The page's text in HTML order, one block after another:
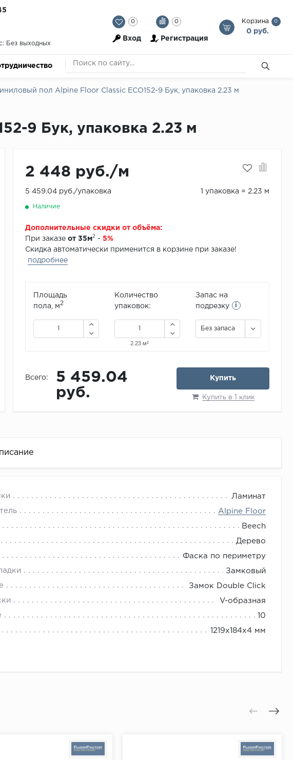
Без выходных
0 0
Вход Регистрация
Корзина 0
0 руб.
пол Alpine Floor Classic ECO152-9 Бук, упаковка 2.23 м
9 Бук, упаковка 2.23 м
2 448 руб./м
5 459.04 руб./упаковка 1 упаковка = 2.23 м
Наличие
Дополнительные скидки от объёма:
При заказе от 35м 2 - 5%
Скидка автоматически применится в корзине при заказе!
подробнее
Площадь
пола, м2
Количество
упаковок:
Запас на
подрезку
i
Без запаса
Всего:
5 459.04
руб.
Купить
Купить в 1 клик
Ламинат
Alpine Floor
Beech
Дерево
Фаска по периметру
Замковый
Замок Double Click
V-образная
10
1219x184x4 мм